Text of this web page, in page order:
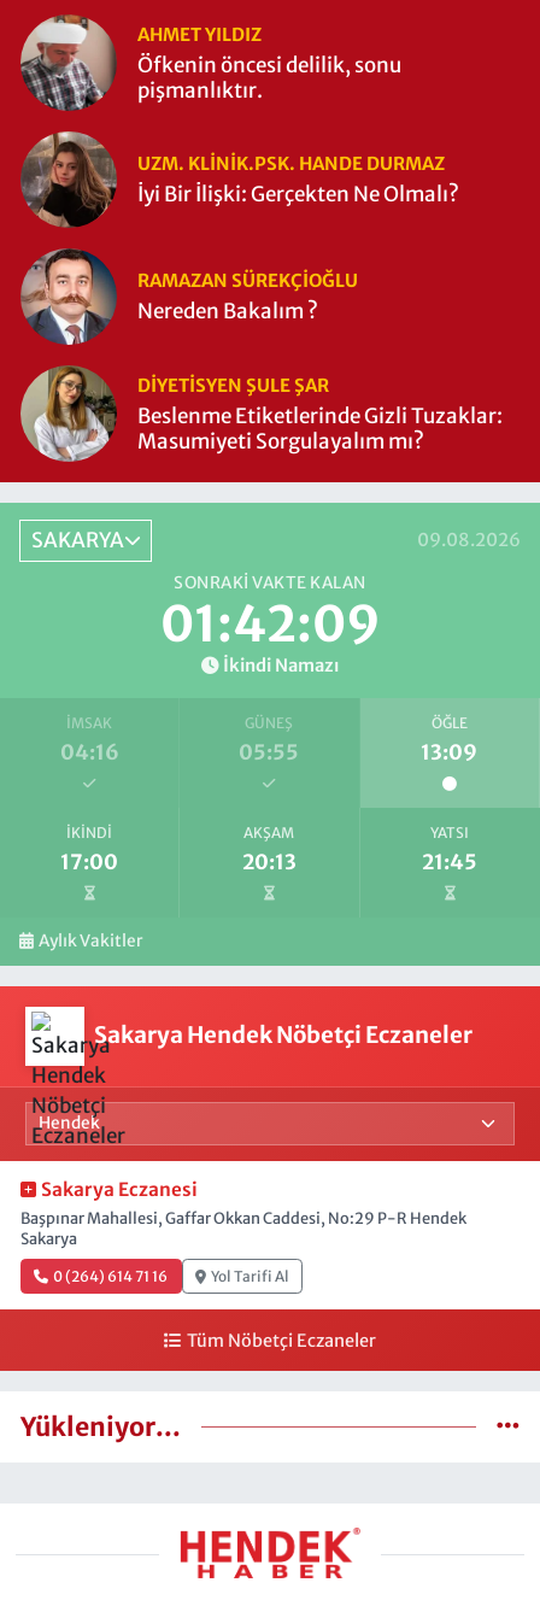
AHMET YILDIZ
Öfkenin öncesi delilik, sonu
pişmanlıktır.
UZM. KLINIK.PSK. HANDE DURMAZ
İyi Bir İlişki: Gerçekten Ne Olmalı?
RAMAZAN SÜREKÇIOĞLU
Nereden Bakalım ?
DIYETISYEN ŞULE ŞAR
Beslenme Etiketlerinde Gizli Tuzaklar:
Masumiyeti Sorgulayalım mı?
SAKARYA 09.08.2026
SONRAKI VAKTE KALAN
01:42:09
İkindi Namazı
İMSAK
04:16
GÜNEŞ
05:55
ÖĞLE
13:09
İKINDI
17:00
AKŞAM
20:13
YATSI
21:45
Aylık Vakitler
Sakarya Hendek Nöbetçi Eczaneler
Sakarya Eczanesi
Başpınar Mahallesi, Gaffar Okkan Caddesi, No:29 P-R Hendek
Sakarya
0 (264) 614 71 16 Yol Tarifi Al
Tüm Nöbetçi Eczaneler
Yükleniyor...